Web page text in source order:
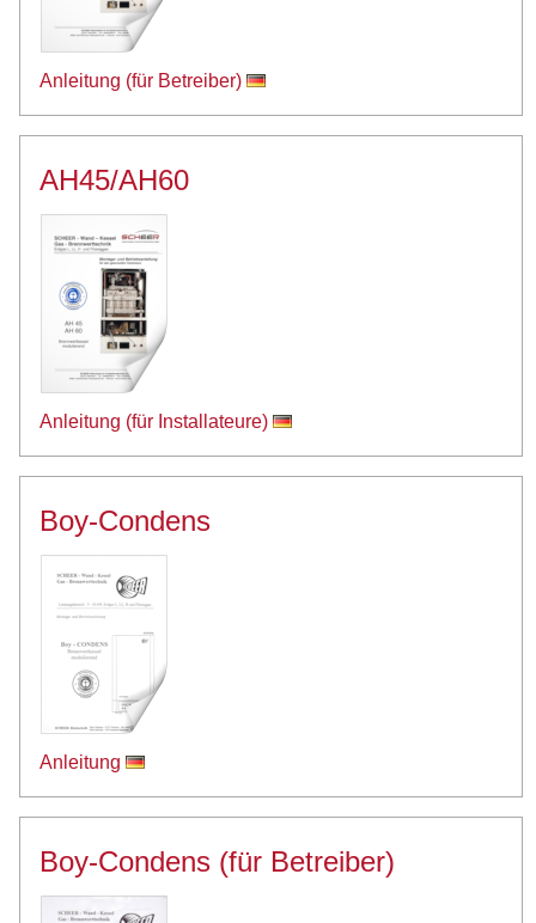
Anleitung (für Betreiber)
AH45/AH60
Anleitung (für Installateure)
Boy-Condens
Anleitung
Boy-Condens (für Betreiber)